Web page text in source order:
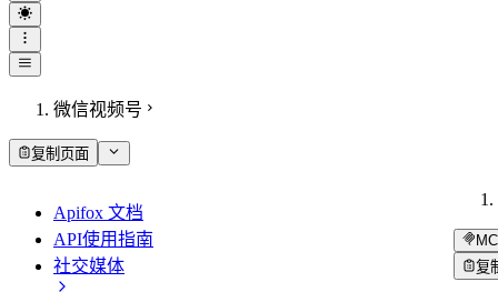
微信视频号
复制页面
Apifox 文档
API使用指南
社交媒体
复